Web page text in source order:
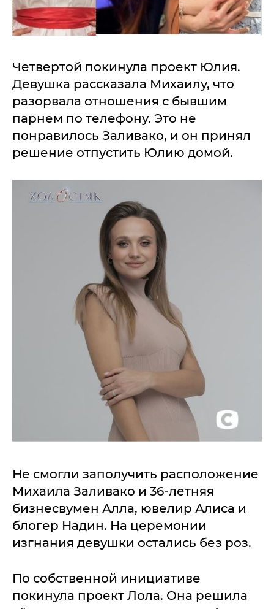
Четвертой покинула проект Юлия.
Девушка рассказала Михаилу, что
разорвала отношения с бывшим
парнем по телефону. Это не
понравилось Заливако, и он принял
решение отпустить Юлию домой.
Не смогли заполучить расположение
Михаила Заливако и 36-летняя
бизнесвумен Алла, ювелир Алиса и
блогер Надин. На церемонии
изгнания девушки остались без роз.
По собственной инициативе
покинула проект Лола. Она решила